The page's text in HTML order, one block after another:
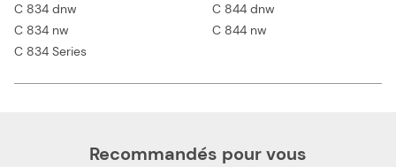
C 834 dnw
C 834 nw
C 834 Series
C 844 dnw
C 844 nw
Recommandés pour vous